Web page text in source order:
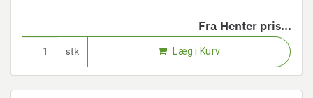
Fra Henter pris...
stk Læg i Kurv